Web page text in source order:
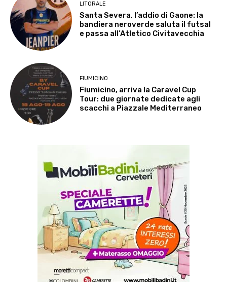
LITORALE
Santa Severa, l’addio di Gaone: la
bandiera neroverde saluta il futsal
e passa all’Atletico Civitavecchia
FIUMICINO
Fiumicino, arriva la Caravel Cup
Tour: due giornate dedicate agli
scacchi a Piazzale Mediterraneo